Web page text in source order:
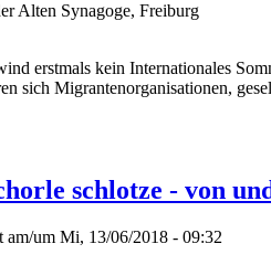
Alten Synagoge, Freiburg
erstmals kein Internationales
sich Migrantenorganisationen,
schlotze - von
am/um Mi, 13/06/2018 - 09:32